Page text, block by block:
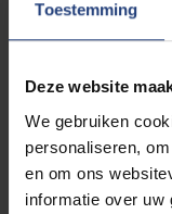
Toestemming
Deze website
We gebruiken
personaliseren,
en om ons
informatie over uw